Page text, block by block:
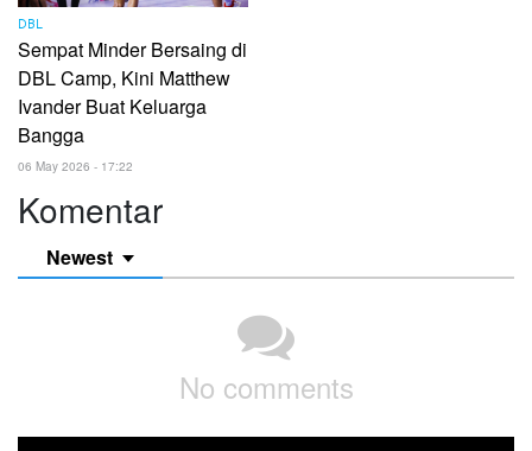
DBL
Sempat Minder Bersaing di
DBL Camp, Kini Matthew
Ivander Buat Keluarga
Bangga
06 May 2026 - 17:22
Komentar
Newest
No comments